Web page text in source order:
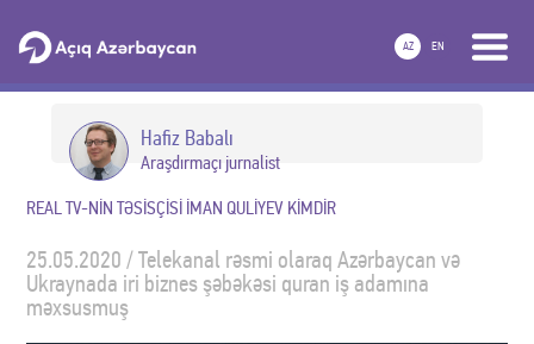
AZ EN
Hafiz Babalı
Araşdırmaçı jurnalist
REAL TV-NİN TƏSİSÇİSİ İMAN QULİYEV KİMDİR
25.05.2020 / Telekanal rəsmi olaraq Azərbaycan və
Ukraynada iri biznes şəbəkəsi quran iş adamına
məxsusmuş